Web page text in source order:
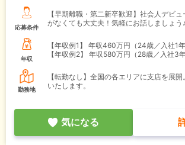
応募条件
【早期離職・第二新卒歓迎】社会人デビ
がなくても大丈夫！気軽にお話しましょう♪
年収
【年収例1】
年収460万円（24歳／入社1年
【年収例2】
年収580万円（28歳／入社3
勤務地
【転勤なし】全国の各エリアに支店を展
いたします。
気になる